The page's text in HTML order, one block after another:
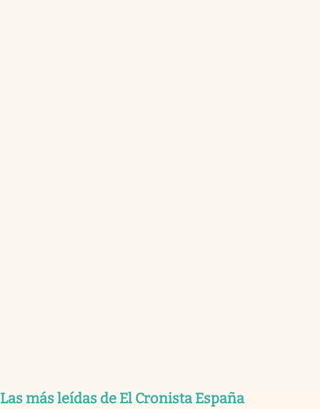
Las más leídas de El Cronista España